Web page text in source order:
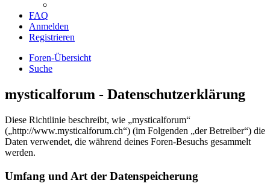
FAQ
Anmelden
Registrieren
Foren-Übersicht
Suche
mysticalforum - Datenschutzerklärung
Diese Richtlinie beschreibt, wie „mysticalforum“
(„http://www.mysticalforum.ch“) (im Folgenden „der Betreiber“) die
Daten verwendet, die während deines Foren-Besuchs gesammelt
werden.
Umfang und Art der Datenspeicherung